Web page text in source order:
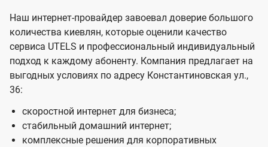
Наш интернет-провайдер завоевал доверие большого
количества киевлян, которые оценили качество
сервиса UTELS и профессиональный индивидуальный
подход к каждому абоненту. Компания предлагает на
выгодных условиях по адресу Константиновская ул.,
36:
скоростной интернет для бизнеса;
стабильный домашний интернет;
комплексные решения для корпоративных